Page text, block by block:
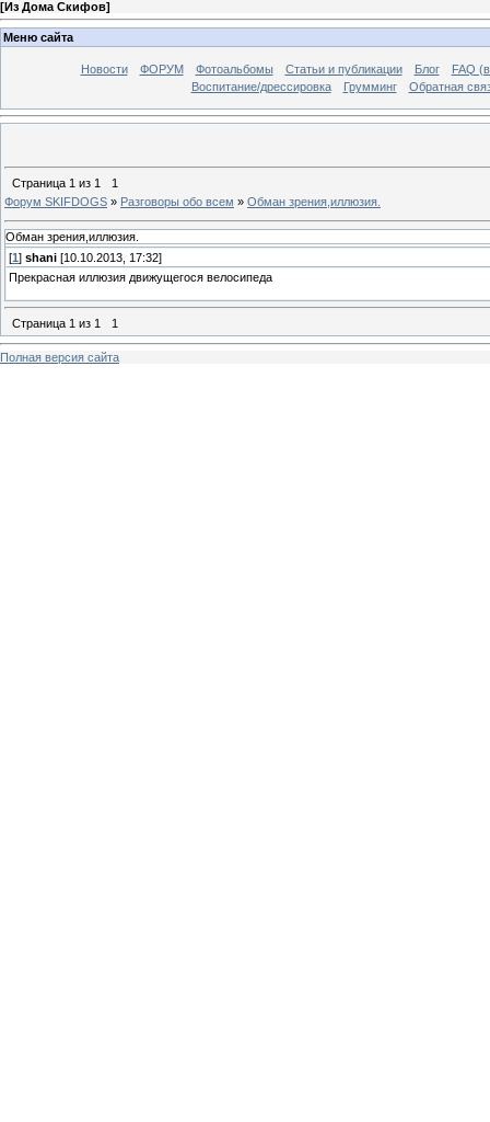
[Из Дома Скифов]
Меню сайта
Новости ФОРУМ Фотоальбомы Статьи и публикации Блог
FAQ
Воспитание/дрессировка
Грумминг Обратная
Страница 1 из 1
1
Форум SKIFDOGS » Разговоры обо всем » Обман зрения,иллюзия.
Обман зрения,иллюзия.
[1] shani [10.10.2013, 17:32]
Прекрасная иллюзия движущегося велосипеда
Страница 1 из 1 1
Полная версия сайта